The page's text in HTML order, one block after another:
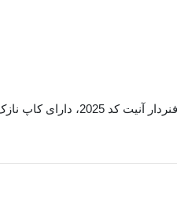
است. نوع شورت اسلیپ و فاق آن متوسط است.
جدا شدن